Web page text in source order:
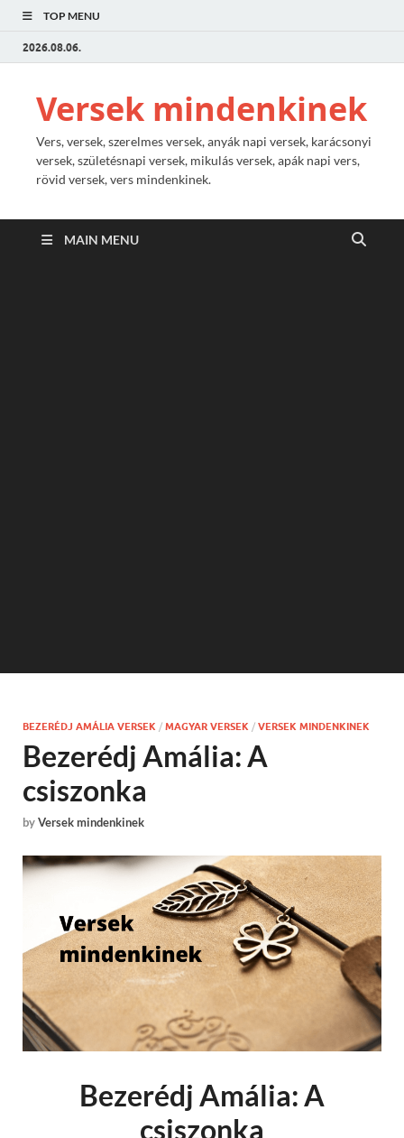
TOP MENU
2026.08.06.
Versek mindenkinek
Vers, versek, szerelmes versek, anyák napi versek, karácsonyi
versek, születésnapi versek, mikulás versek, apák napi vers,
rövid versek, vers mindenkinek.
MAIN MENU
BEZERÉDJ AMÁLIA VERSEK / MAGYAR VERSEK / VERSEK MINDENKINEK
Bezerédj Amália: A
csiszonka
byVersek mindenkinek
Bezerédj Amália: A
csiszonka